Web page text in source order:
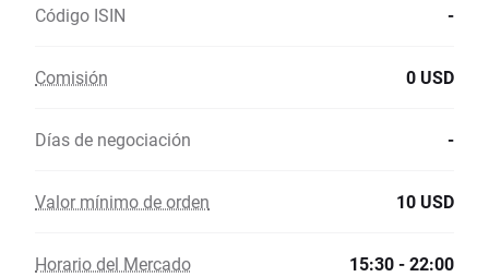
Código ISIN -
Comisión 0 USD
Días de negociación -
Valor mínimo de orden 10 USD
Horario del Mercado 15:30 - 22:00